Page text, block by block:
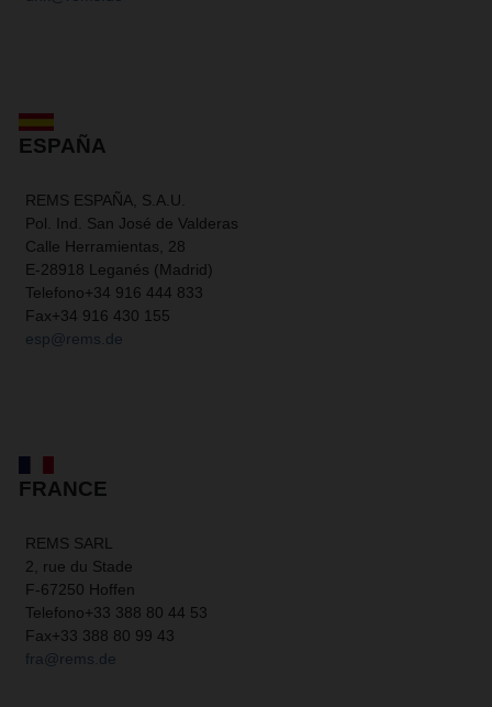
ESPAÑA
REMS ESPAÑA, S.A.U.
Pol. Ind. San José de Valderas
Calle Herramientas, 28
E-28918 Leganés (Madrid)
Telefono+34 916 444 833
Fax+34 916 430 155
esp@rems.de
FRANCE
REMS SARL
2, rue du Stade
F-67250 Hoffen
Telefono+33 388 80 44 53
Fax+33 388 80 99 43
fra@rems.de